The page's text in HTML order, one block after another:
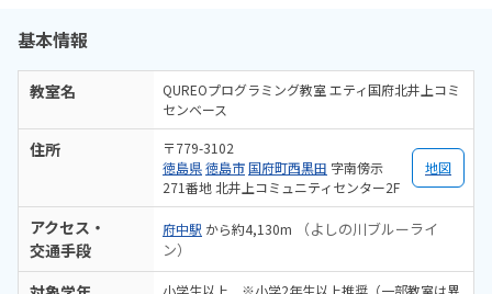
基本情報
教室名
QUREOプログラミング教室 エティ国府北井上コミ
センベース
住所
〒779-3102
徳島県徳島市国府町西黒田 字南傍示
271番地 北井上コミュニティセンター2F
地図
アクセス・
交通手段
府中駅 から約4,130m
（よしの川ブルーライ
ン）
小学生以上 ※小学2年生以上推奨（一部教室は異